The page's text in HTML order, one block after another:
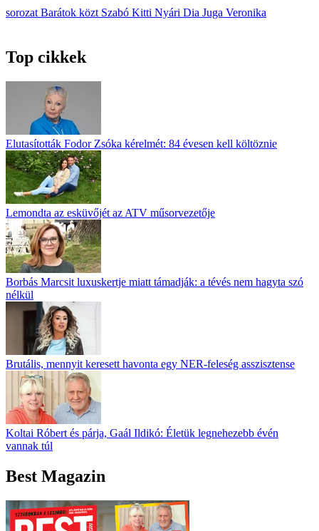
sorozat Barátok közt Szabó Kitti Nyári Dia Juga Veronika
Top cikkek
Elutasították Fodor Zsóka kérelmét: 84 évesen kell költöznie
Lemondta az esküvőjét az ATV műsorvezetője
Borbás Marcsit luxuskertje miatt támadják: a tévés nem hagyta szó
nélkül
Brutális, mennyit keresett havonta egy NER-feleség asszisztense
Koltai Róbert és párja, Gaál Ildikó: Életük legnehezebb évén
vannak túl
Best Magazin